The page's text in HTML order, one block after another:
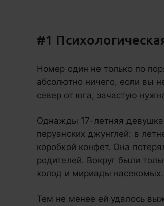
#1
Номер один не только по
абсолютно ничего, если вы
север от юга, зачастую
Однажды 17-летняя девушка
перуанских джунглей: в
коробкой конфет. Она
родителей. Вокруг были
холод и мириады насекомых.
Тем не менее ей удалось